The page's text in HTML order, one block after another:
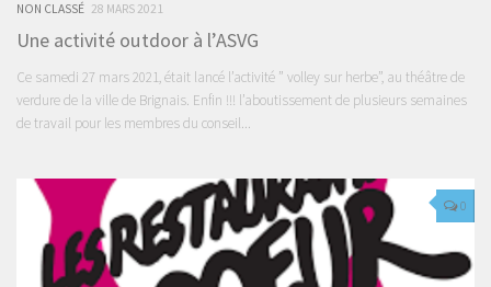
NON CLASSÉ 28 MARS 2021
Une activité outdoor à l’ASVG
Ce samedi 27 mars 2021, était lancé l’activité ” volley sur herbe”, au théâtre de
verdure de la ville de Brignais. Enfin !!! l’aboutissement de plusieurs semaines
de travail pour les membres du conseil...
0